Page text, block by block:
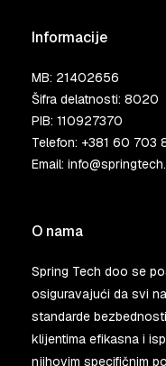
Informacije
MB: 21402656
Šifra delatnosti: 8020
PIB: 110927370
Telefon: +381 60 703
Email:
O nama
Spring Tech doo se
osiguravajući da svi
standarde
klijentima efikasna i
njihovim specifičnim